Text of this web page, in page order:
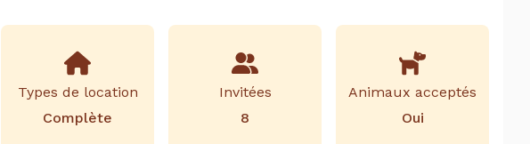
Types de location
Complète
Invitées
8
Animaux acceptés
Oui